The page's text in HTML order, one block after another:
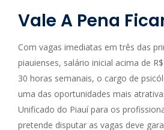
Vale A Pena
Com vagas imediatas em três das
piauienses, salário inicial acima de
30 horas semanais, o cargo de
uma das oportunidades mais
Unificado do Piauí para os
pretende disputar as vagas deve